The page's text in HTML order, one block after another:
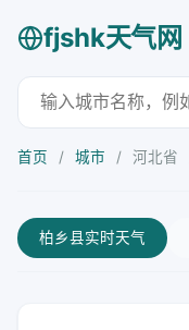
fjshk天气网
首页 / 城市 / 河北省
柏乡县实时天气